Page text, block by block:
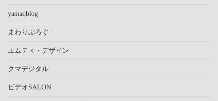
yamaqblog
まわりぶろぐ
エムティ・デザイン
クマデジタル
ビデオSALON